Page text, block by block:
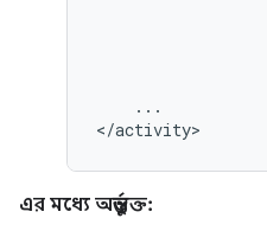
...
</activity>
এর মধ্যে অন্তর্ভুক্ত: